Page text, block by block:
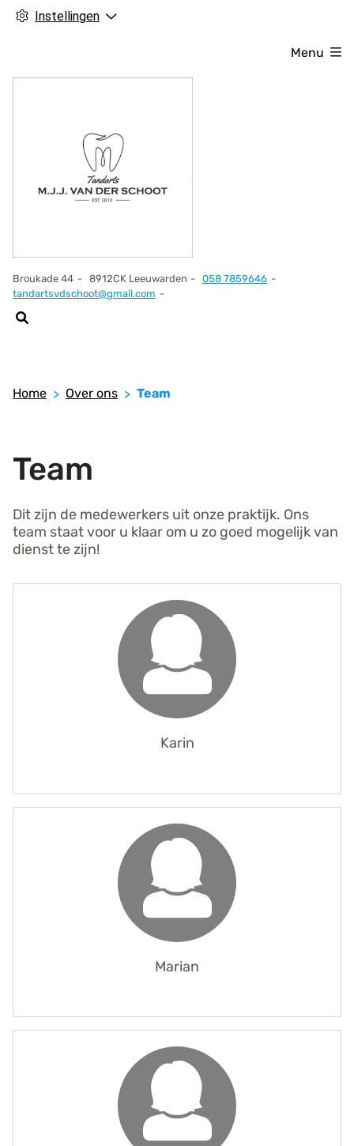
Instellingen
Broukade 44 8912CK Leeuwarden
Tel:
058 7859646
tandartsvdschoot@gmail.com
Menu
Home Over ons Team
Team
Dit zijn de medewerkers uit onze praktijk. Ons
team staat voor u klaar om u zo goed mogelijk van
dienst te zijn!
Karin
Marian